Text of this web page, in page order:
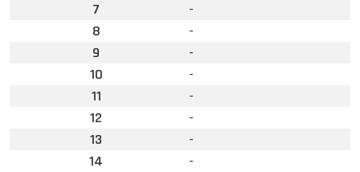
7
-
8
-
9
-
10
-
11
-
12
-
13
-
14
-